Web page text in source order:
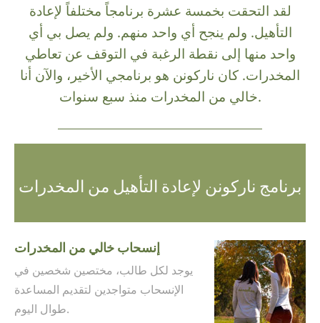
لقد التحقت بخمسة عشرة برنامجاً مختلفاً لإعادة
التأهيل. ولم ينجح أي واحد منهم. ولم يصل بي أي
واحد منها إلى نقطة الرغبة في التوقف عن تعاطي
المخدرات. كان ناركونن هو برنامجي الأخير، والآن أنا
خالي من المخدرات منذ سبع سنوات.
برنامج ناركونن لإعادة التأهيل من المخدرات
إنسحاب خالي من المخدرات
يوجد لكل طالب، مختصين شخصين في
الإنسحاب متواجدين لتقديم المساعدة
طوال اليوم.